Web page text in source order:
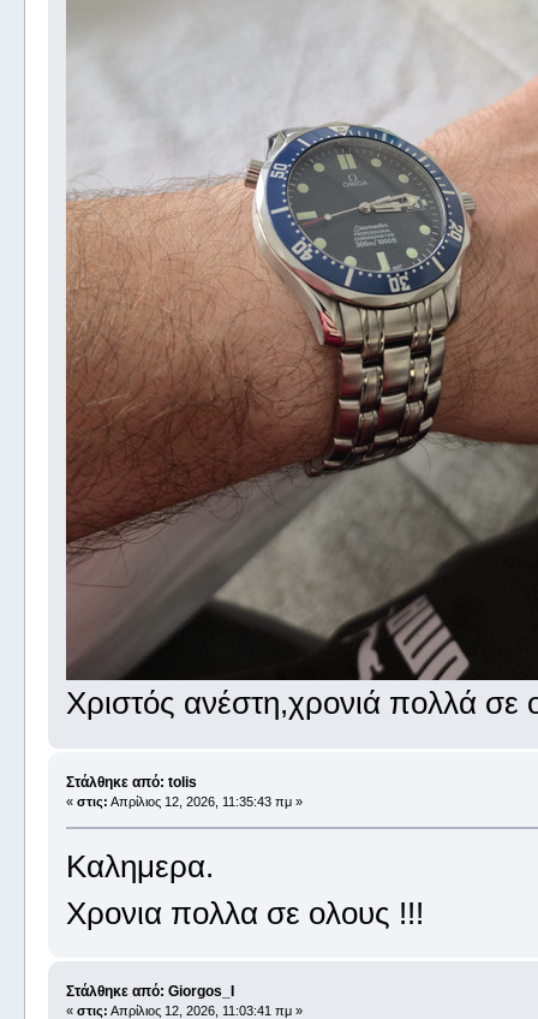
Χριστός ανέστη,χρονιά πολλά σε
Στάλθηκε από: tolis
« στις: Απρίλιος 12, 2026, 11:35:43 πμ »
Καλημερα.
Χρονια πολλα σε ολους !!!
Στάλθηκε από: Giorgos_I
« στις: Απρίλιος 12, 2026, 11:03:41 πμ »